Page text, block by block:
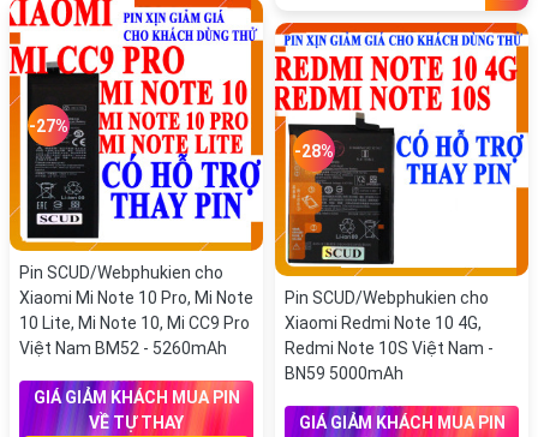
-27%
Pin SCUD/Webphukien cho
Xiaomi Mi Note 10 Pro, Mi Note
10 Lite, Mi Note 10, Mi CC9 Pro
Việt Nam BM52 - 5260mAh
GIÁ GIẢM KHÁCH MUA PIN
VỀ TỰ THAY
-28%
Pin SCUD/Webphukien cho
Xiaomi Redmi Note 10 4G,
Redmi Note 10S Việt Nam -
BN59 5000mAh
GIÁ GIẢM KHÁCH MUA PIN